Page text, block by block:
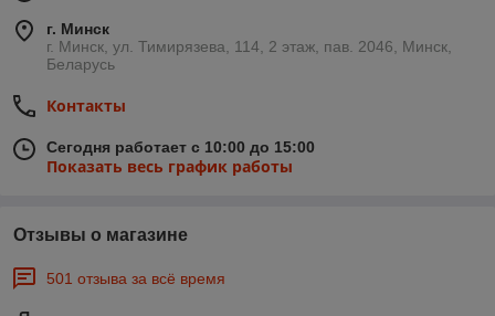
г. Минск
г. Минск, ул. Тимирязева, 114, 2 этаж, пав. 2046, Минск,
Беларусь
Контакты
Сегодня работает с 10:00 до 15:00
Показать весь график работы
Отзывы о магазине
501 отзыва за всё время